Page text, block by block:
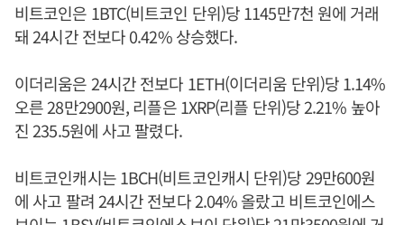
비트코인은 1BTC(비트코인 단위)당 1145만7천 원에 거래
돼 24시간 전보다 0.42% 상승했다.
이더리움은 24시간 전보다 1ETH(이더리움 단위)당 1.14%
오른 28만2900원, 리플은 1XRP(리플 단위)당 2.21% 높아
진 235.5원에 사고 팔렸다.
비트코인캐시는 1BCH(비트코인캐시 단위)당 29만600원
에 사고 팔려 24시간 전보다 2.04% 올랐고 비트코인에스